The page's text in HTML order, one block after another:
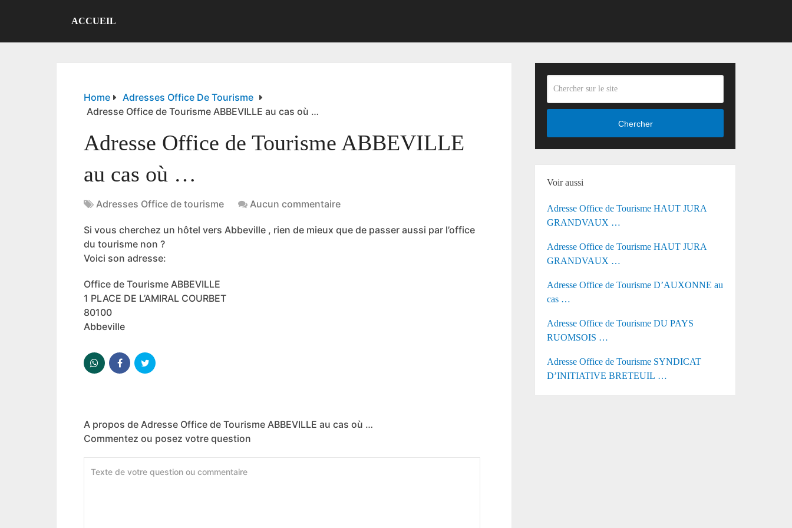
ACCUEIL
Home
Adresses Office De Tourisme
Adresse Office de Tourisme ABBEVILLE au cas où …
Adresse Office de Tourisme ABBEVILLE
au cas où …
Adresses Office de tourisme Aucun commentaire
Si vous cherchez un hôtel vers Abbeville , rien de mieux que de passer aussi par l’office
du tourisme non ?
Voici son adresse:
Office de Tourisme ABBEVILLE
1 PLACE DE L’AMIRAL COURBET
80100
Abbeville
A propos de Adresse Office de Tourisme ABBEVILLE au cas où …
Commentez ou posez votre question
Chercher
Voir aussi
Adresse Office de Tourisme HAUT JURA
GRANDVAUX …
Adresse Office de Tourisme HAUT JURA
GRANDVAUX …
Adresse Office de Tourisme D’AUXONNE au
cas …
Adresse Office de Tourisme DU PAYS
RUOMSOIS …
Adresse Office de Tourisme SYNDICAT
D’INITIATIVE BRETEUIL …